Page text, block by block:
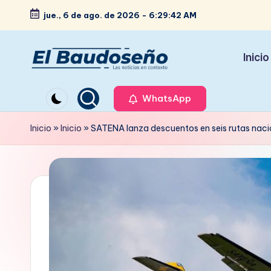
Saltar
contenido
jue., 6 de ago. de 2026 - 6:29:43 AM
e
ri
d
noticias
en
contexto
Inicio
WhatsApp
Inicio »Inicio »SATENA lanza descuentos en seis rutas